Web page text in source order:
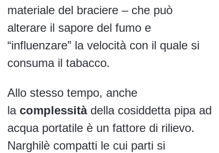
materiale del braciere – che può
alterare il sapore del fumo e
“influenzare” la velocità con il quale si
consuma il tabacco.
Allo stesso tempo, anche
la complessitàdella cosiddetta pipa ad
acqua portatile è un fattore di rilievo.
Narghilè compatti le cui parti si